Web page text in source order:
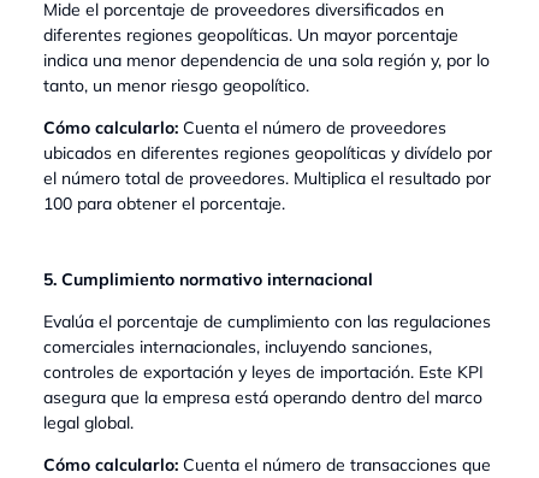
Mide el porcentaje de proveedores diversificados en
diferentes regiones geopolíticas. Un mayor porcentaje
indica una menor dependencia de una sola región y, por lo
tanto, un menor riesgo geopolítico.
Cómo calcularlo: Cuenta el número de proveedores
ubicados en diferentes regiones geopolíticas y divídelo por
el número total de proveedores. Multiplica el resultado por
100 para obtener el porcentaje.
5. Cumplimiento normativo internacional
Evalúa el porcentaje de cumplimiento con las regulaciones
comerciales internacionales, incluyendo sanciones,
controles de exportación y leyes de importación. Este KPI
asegura que la empresa está operando dentro del marco
legal global.
Cómo calcularlo: Cuenta el número de transacciones que